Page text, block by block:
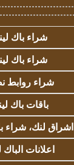
شراء باك
شراء باك
شراء روابط
باقات باك
اشراق لنك، شراء
اعلانات الباك